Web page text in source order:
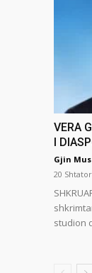
VERA
I
Gjin
20
studion